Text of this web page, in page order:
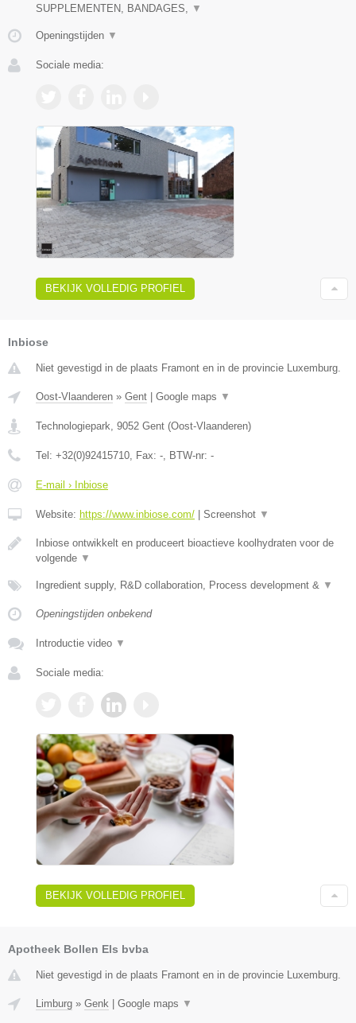
SUPPLEMENTEN, BANDAGES,
▼
Openingstijden ▼
Sociale media:
BEKIJK VOLLEDIG PROFIEL
Inbiose
Niet gevestigd in de plaats Framont en in de provincie Luxemburg.
Oost-Vlaanderen » Gent | Google maps ▼
Technologiepark 9052 Gent (Oost-Vlaanderen)
Tel: +32(0)92415710 , Fax: - , BTW-nr: -
E-mail › Inbiose
Website: https://www.inbiose.com/ | Screenshot ▼
Inbiose ontwikkelt en produceert bioactieve koolhydraten voor de
volgende ▼
Ingredient supply, R&D collaboration, Process development & ▼
Openingstijden onbekend
Introductie video ▼
Sociale media:
BEKIJK VOLLEDIG PROFIEL
Apotheek Bollen Els bvba
Niet gevestigd in de plaats Framont en in de provincie Luxemburg.
Limburg » Genk Google maps ▼